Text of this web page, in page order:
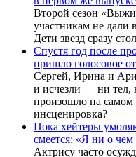
Второй сезон
участникам не дали
Дети звезд сразу
Спустя год после
пришло голосовое
Сергей, Ирина и
и исчезли — ни тел,
произошло на
инсценировка?
Пока хейтеры
смеется: «Я ни о
Актрису часто